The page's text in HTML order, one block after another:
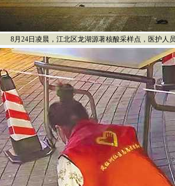
8月24日凌晨，江北区龙湖源著核酸采样点，医护人